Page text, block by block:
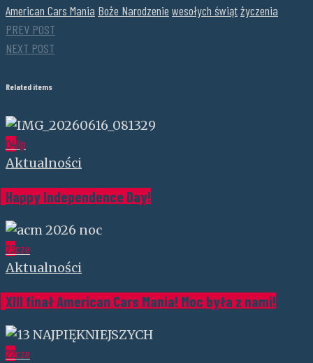
American Cars Mania Boże Narodzenie wesołych świątżyczenia
PREV POST
NEXT POST
Related items
04lip
Aktualności
Happy Independence Day!
23cze
Aktualności
XIII finał American Cars Mania! Moc była z nami!
22cze